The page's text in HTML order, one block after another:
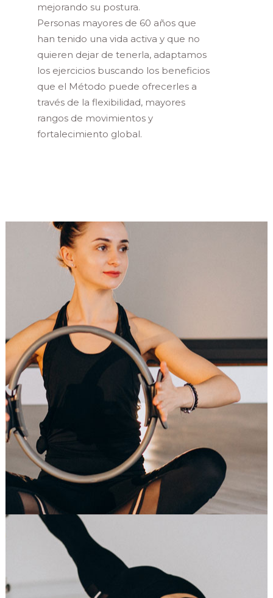
mejorando su postura.
Personas mayores de 60 años que
han tenido una vida activa y que no
quieren dejar de tenerla, adaptamos
los ejercicios buscando los beneficios
que el Método puede ofrecerles a
través de la flexibilidad, mayores
rangos de movimientos y
fortalecimiento global.